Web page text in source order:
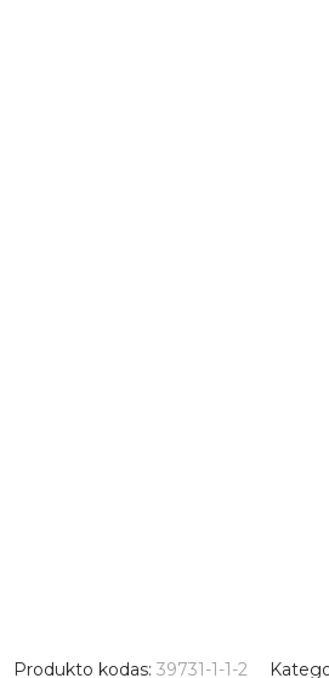
Produkto kodas: 39731-1-1-2